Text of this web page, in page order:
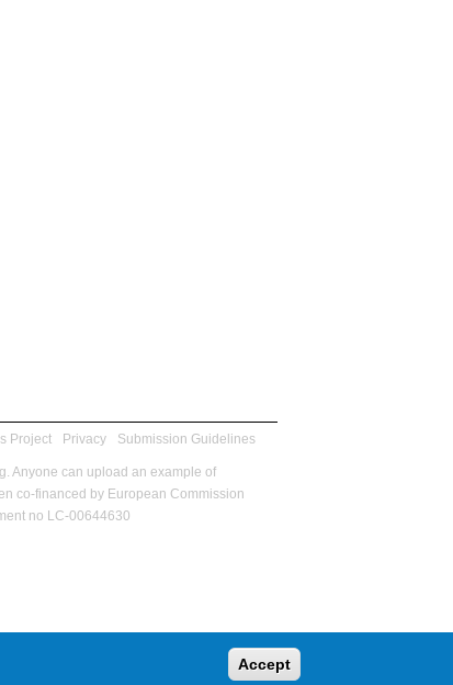
Project Privacy Submission Guidelines
Anyone can upload an example of
co-financed by European Commission
no LC-00644630
Accept